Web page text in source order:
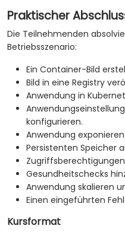
Praktischer
Die Teilnehmenden
Betriebsszenario:
Ein Container-Bild
Bild in eine Registry
Anwendung in
konfigurieren.
Anwendung exponieren.
Persistenten Speicher
Gesundheitschecks
Anwendung skalieren
Einen eingeführten
Kursformat